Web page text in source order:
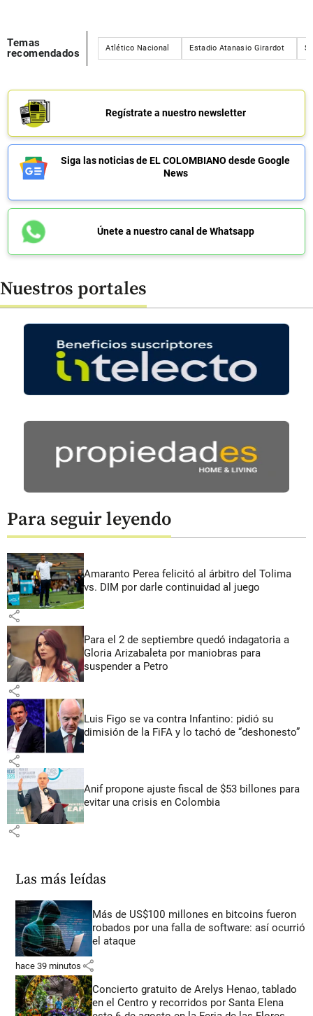
Temas
recomendados
Atlético Nacional Estadio Atanasio Girardot
Regístrate a nuestro newsletter
Siga las noticias de EL COLOMBIANO desde Google
News
Únete a nuestro canal de Whatsapp
Nuestros portales
Para seguir leyendo
Amaranto Perea felicitó al árbitro del Tolima
vs. DIM por darle continuidad al juego
share
Para el 2 de septiembre quedó indagatoria a
Gloria Arizabaleta por maniobras para
suspender a Petro
share
Luis Figo se va contra Infantino: pidió su
dimisión de la FiFA y lo tachó de “deshonesto”
share
Anif propone ajuste fiscal de $53 billones para
evitar una crisis en Colombia
share
Las más leídas
Más de US$100 millones en bitcoins fueron
robados por una falla de software: así ocurrió
el ataque
hace 39 minutos share
Concierto gratuito de Arelys Henao, tablado
en el Centro y recorridos por Santa Elena